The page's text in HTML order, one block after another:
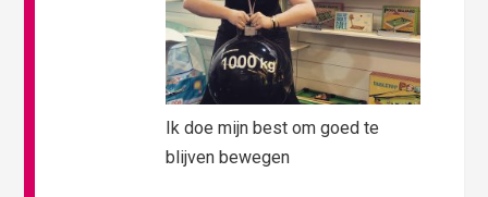
Ik doe mijn best om goed te
blijven bewegen